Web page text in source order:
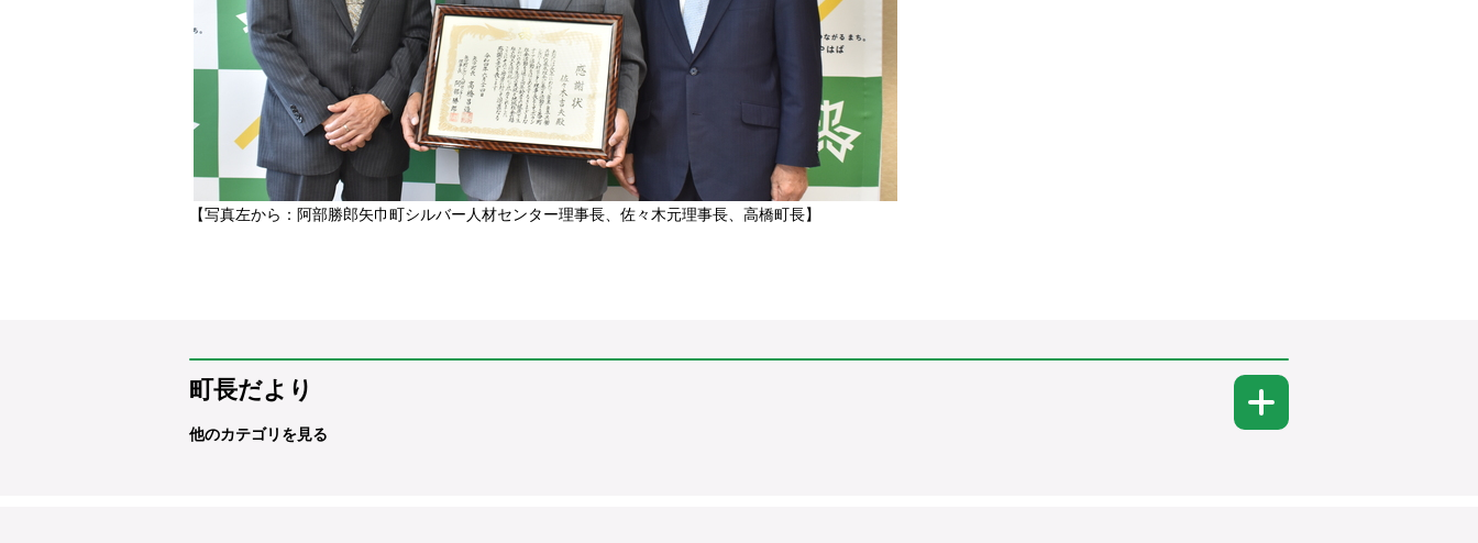
【写真左から：阿部勝郎矢巾町シルバー人材センター理事長、佐々木元理事長、高橋町長】
町長だより
他のカテゴリを見る